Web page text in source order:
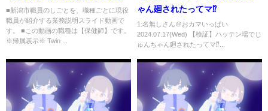
■新潟市職員のしごとを、職種ごとに現役
職員が紹介する業務説明スライド動画で
す。 ■この動画の職種は【保健師】です。
※帰属表示※ Twin ...
ゃん廻されたってマ⁉️
1:名無しさん＠おカマいっぱい
2024.07.17(Wed) 【検証】ハッテン場でじ
ゅんちゃん廻されたってマ⁉️...